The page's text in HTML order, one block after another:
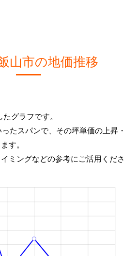
山市の地価推移
グラフです。
たスパンで、その坪単価の上昇・
す。
ミングなどの参考にご活用くださ